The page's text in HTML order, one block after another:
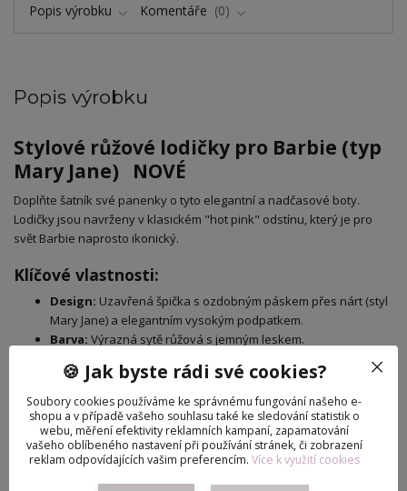
Popis výrobku Komentáře 0
Popis výrobku
Stylové růžové lodičky pro Barbie (typ
Mary Jane) NOVÉ
​Doplňte šatník své panenky o tyto elegantní a nadčasové boty.
Lodičky jsou navrženy v klasickém "hot pink" odstínu, který je pro
svět Barbie naprosto ikonický.
Klíčové vlastnosti:
Design: Uzavřená špička s ozdobným páskem přes nárt (styl
Mary Jane) a elegantním vysokým podpatkem.
Barva: Výrazná sytě růžová s jemným leskem.
rizika poškození nohy panenky.
Kompatibilita:Skvěle sedí většině panenek Barbie s
chodidlem tvarovaným pro vysoké podpatky (včetně těl Model
Muse, Fashionistas a Made to Move).
Stav:
🍪 Jak byste rádi své cookies?
Soubory cookies používáme ke správnému fungování našeho e-
shopu a v případě vašeho souhlasu také ke sledování statistik o
webu, měření efektivity reklamních kampaní, zapamatování
vašeho oblíbeného nastavení při používání stránek, či zobrazení
reklam odpovídajících vašim preferencím. Více k využití cookies